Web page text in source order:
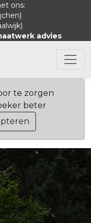
ons:
advies
te zorgen
beter